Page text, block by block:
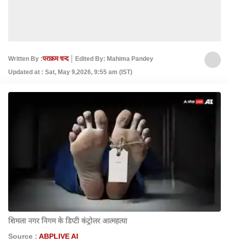
Written By :पराक्रम चन्द
Edited By: Mahima Pandey
Updated at : Sat, May 9,2026, 9:55 am (IST)
शिमला नगर निगम के डिप्टी कंट्रोलर आत्महत्या
Source : ABPLIVE AI